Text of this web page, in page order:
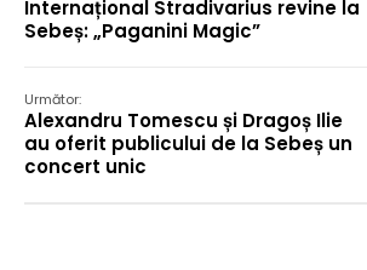
Internațional Stradivarius revine la
Sebeș: „Paganini Magic”
Următor:
Alexandru Tomescu și Dragoș Ilie
au oferit publicului de la Sebeș un
concert unic